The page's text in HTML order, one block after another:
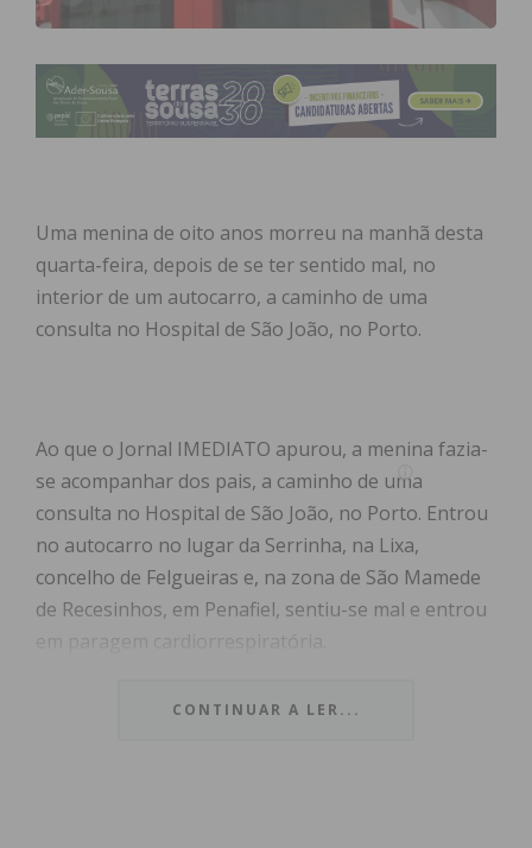
Uma menina de oito anos morreu na manhã desta
quarta-feira, depois de se ter sentido mal, no
interior de um autocarro, a caminho de uma
consulta no Hospital de São João, no Porto.
Ao que o Jornal IMEDIATO apurou, a menina fazia-
se acompanhar dos pais, a caminho de uma
consulta no Hospital de São João, no Porto. Entrou
no autocarro no lugar da Serrinha, na Lixa,
concelho de Felgueiras e, na zona de São Mamede
de Recesinhos, em Penafiel, sentiu-se mal e entrou
em paragem cardiorrespiratória.
À chegada dos bombeiros, a menina já se
CONTINUAR A LER...